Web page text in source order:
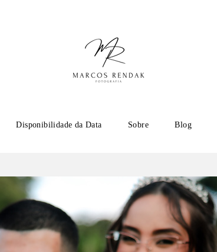
Disponibilidade da Data Sobre Blog